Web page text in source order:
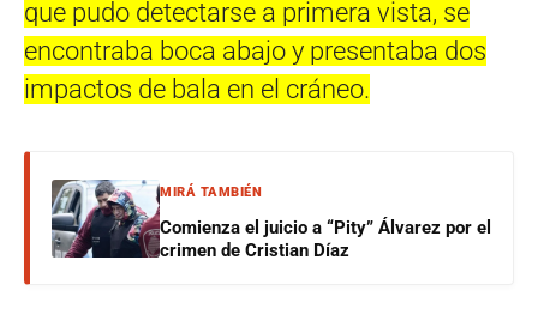
que pudo detectarse a primera vista, se
encontraba boca abajo y presentaba dos
impactos de bala en el cráneo.
MIRÁ TAMBIÉN
Comienza el juicio a “Pity” Álvarez por el
crimen de Cristian Díaz